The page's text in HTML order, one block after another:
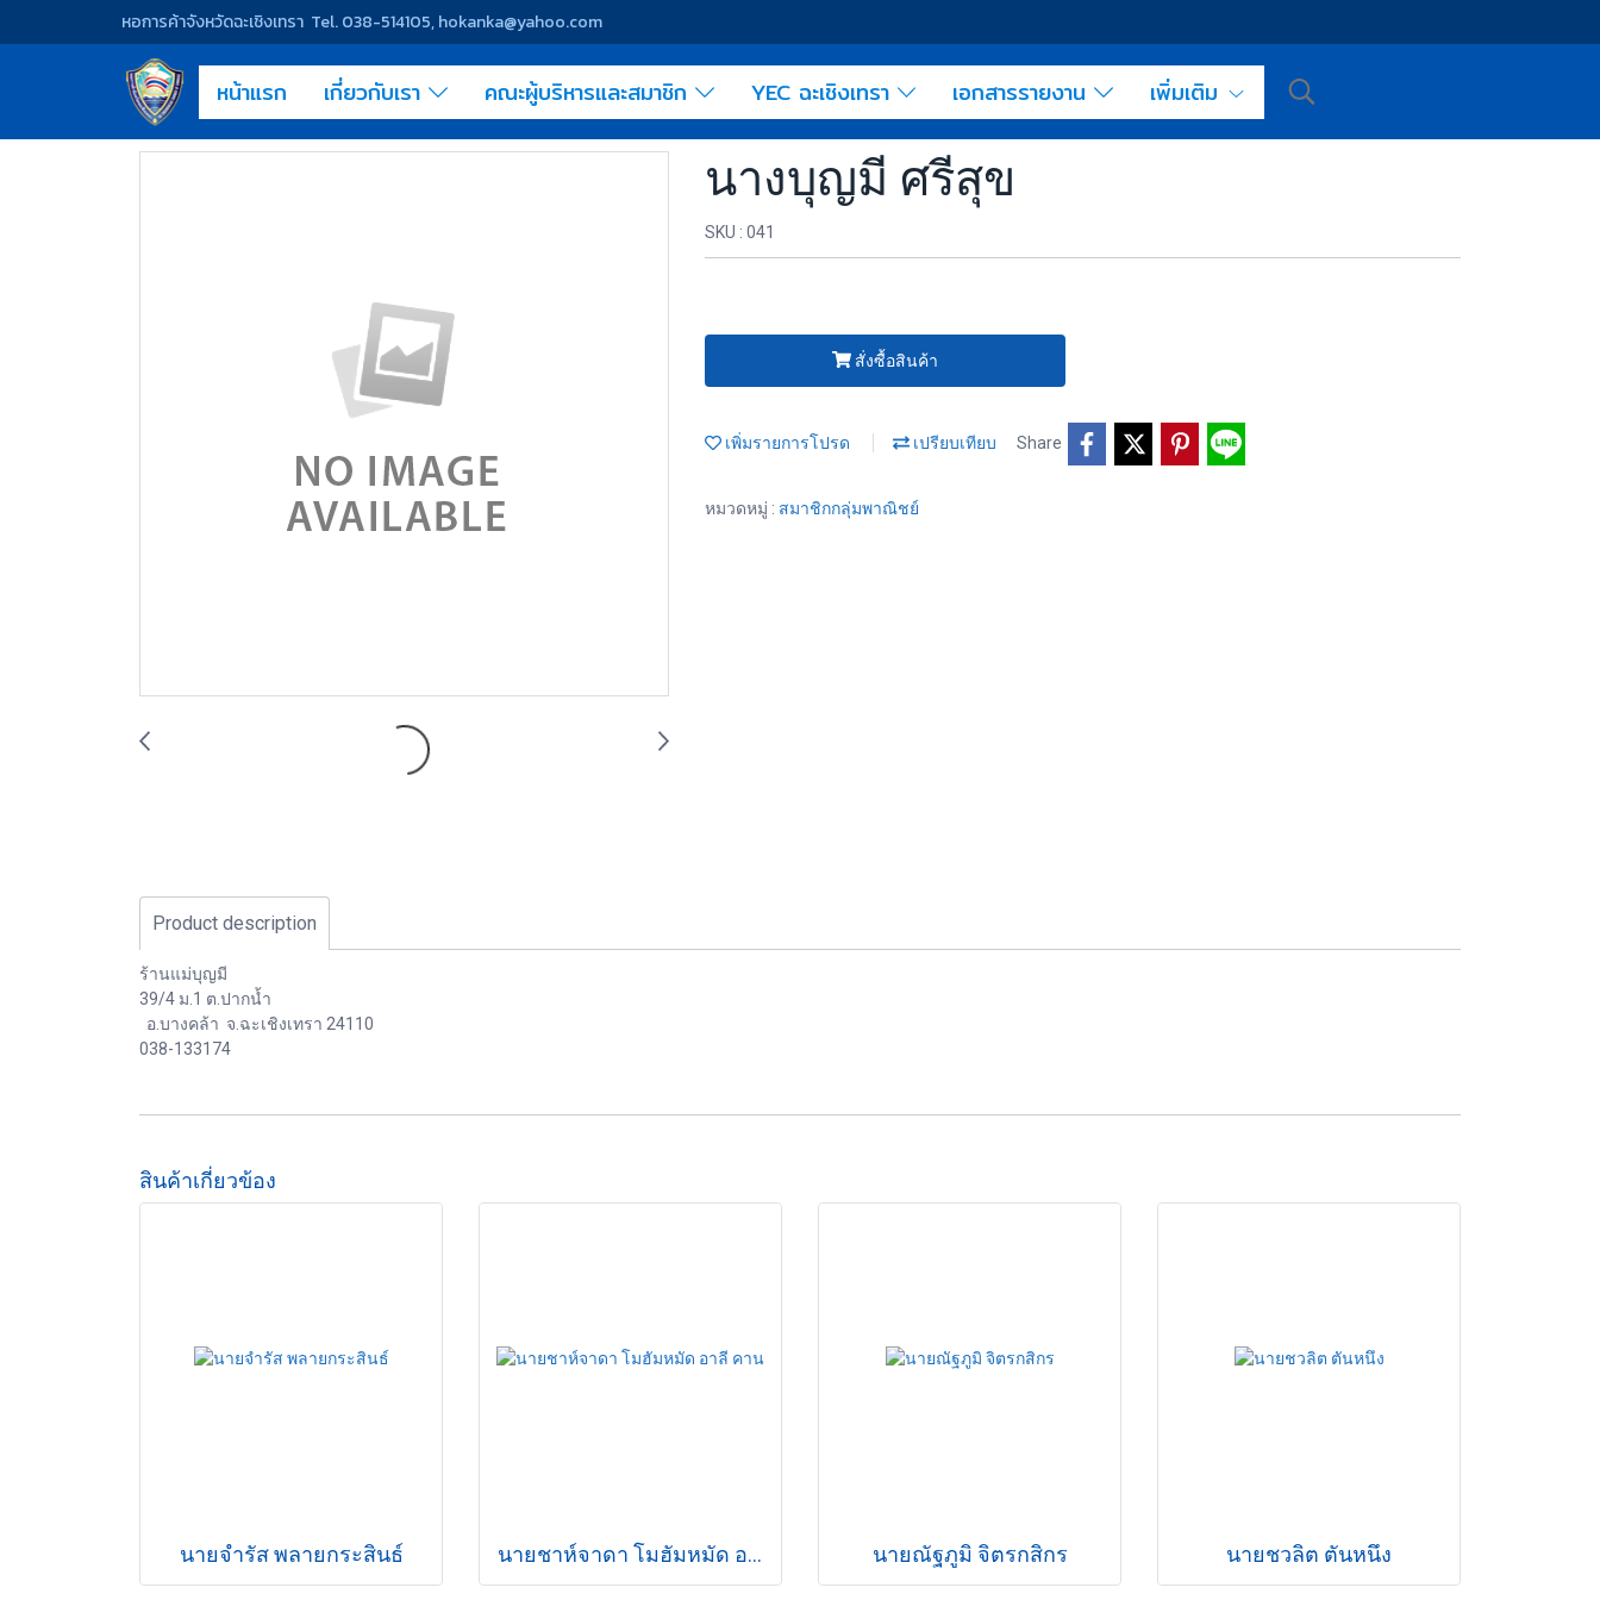
หอการค้าจังหวัดฉะเชิงเทรา Tel. 038-514105, hokanka@yahoo.com
หน้าแรก เกี่ยวกับเรา คณะผู้บริหารและสมาชิก YEC ฉะเชิงเทรา เอกสารรายงาน เพิ่มเติม
นางบุญมี ศรีสุข
SKU : 041
สั่งซื้อสินค้า
เพิ่มรายการโปรด เปรียบเทียบ Share
หมวดหมู่ : สมาชิกกลุ่มพาณิชย์
Product description
ร้านแม่บุญมี
39/4 ม.1 ต.ปากน้ำ
อ.บางคล้า จ.ฉะเชิงเทรา 24110
038-133174
สินค้าเกี่ยวข้อง
นายจำรัส พลายกระสินธ์ นายชาห์จาดา โมฮัมหมัด อาลี คาน นายณัฐภูมิ จิตรกสิกร นายชวลิต ตันหนึง